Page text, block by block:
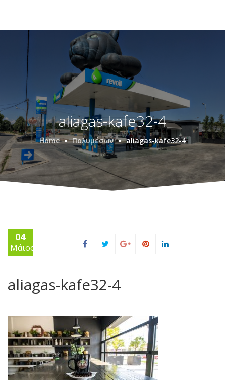
aliagas-kafe32-4
Home Πολυμέσων aliagas-kafe32-4
04
Μάιος
aliagas-kafe32-4